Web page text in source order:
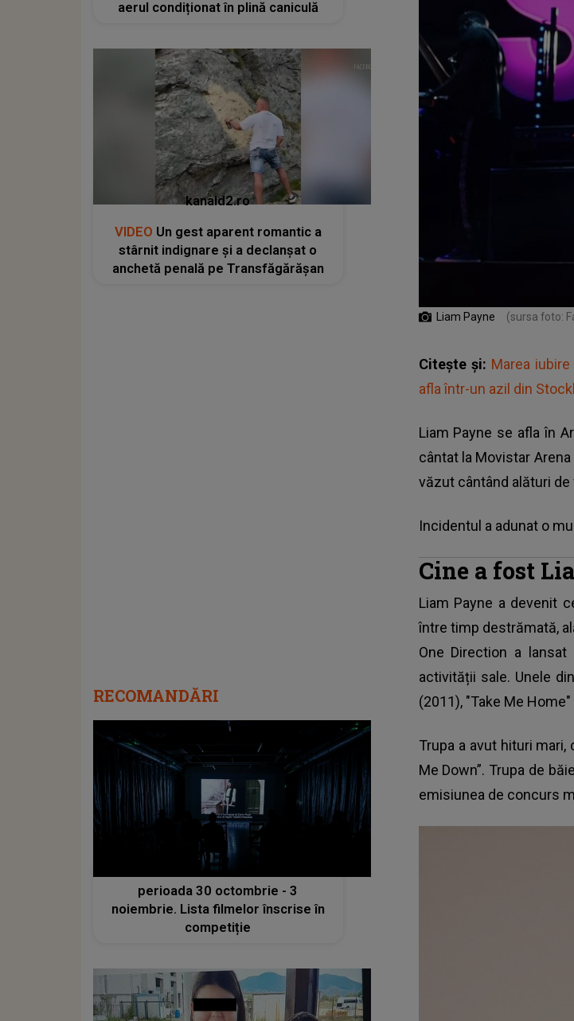
Liam Payne (sursa foto:
Citește și: Marea
afla într-un azil din
Liam Payne se afla în
cântat la Movistar
văzut cântând alături de
Incidentul a adunat o
Cine a fost
Liam Payne a devenit
între timp destrămată,
One Direction a
activității sale. Unele
(2011), "Take Me
Trupa a avut hituri mari,
Me Down”. Trupa de
emisiunea de concurs
aerul condiționat în plină caniculă
kanald2.ro
VIDEO Un gest aparent romantic a
stârnit indignare și a declanșat o
anchetă penală pe Transfăgărășan
RECOMANDĂRI
Dracula Film Festival are loc în
perioada 30 octombrie - 3
noiembrie. Lista filmelor înscrise în
competiție